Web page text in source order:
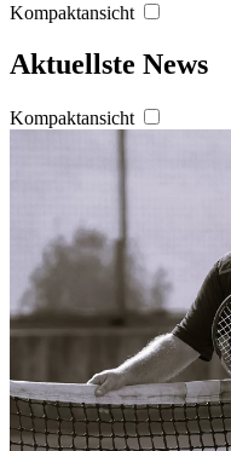
Kompaktansicht
Aktuellste News
Kompaktansicht